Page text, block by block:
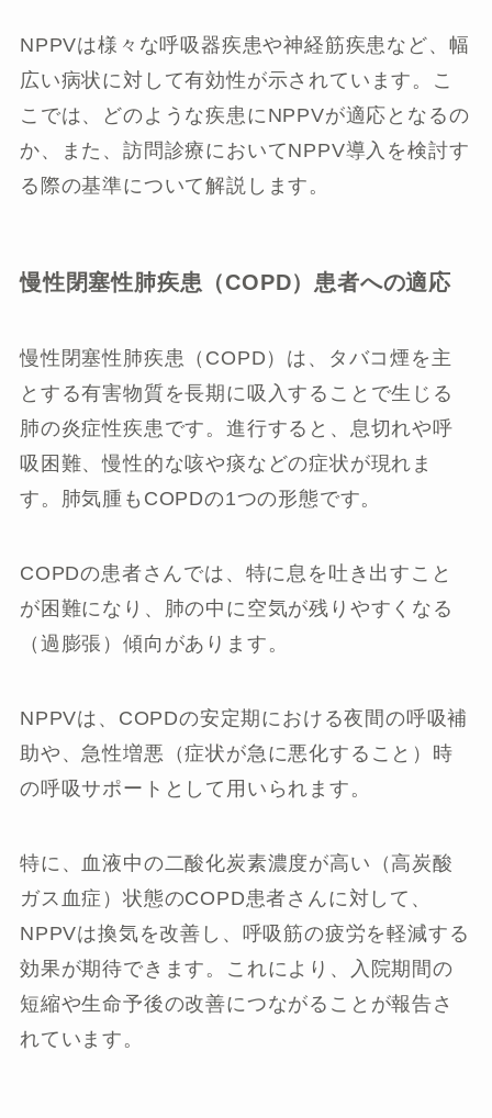
NPPVは様々な呼吸器疾患や神経筋疾患など、幅
広い病状に対して有効性が示されています。こ
こでは、どのような疾患にNPPVが適応となるの
か、また、訪問診療においてNPPV導入を検討す
る際の基準について解説します。
慢性閉塞性肺疾患（COPD）患者への適応
慢性閉塞性肺疾患（COPD）は、タバコ煙を主
とする有害物質を長期に吸入することで生じる
肺の炎症性疾患です。進行すると、息切れや呼
吸困難、慢性的な咳や痰などの症状が現れま
す。肺気腫もCOPDの1つの形態です。
COPDの患者さんでは、特に息を吐き出すこと
が困難になり、肺の中に空気が残りやすくなる
（過膨張）傾向があります。
NPPVは、COPDの安定期における夜間の呼吸補
助や、急性増悪（症状が急に悪化すること）時
の呼吸サポートとして用いられます。
特に、血液中の二酸化炭素濃度が高い（高炭酸
ガス血症）状態のCOPD患者さんに対して、
NPPVは換気を改善し、呼吸筋の疲労を軽減する
効果が期待できます。これにより、入院期間の
短縮や生命予後の改善につながることが報告さ
れています。